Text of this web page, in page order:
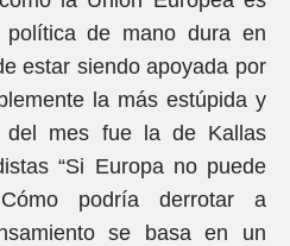
de mano dura en
estar siendo apoyada por
la más estúpida y
del mes fue la de Kallas
“Si Europa no puede
podría derrotar a
se basa en un